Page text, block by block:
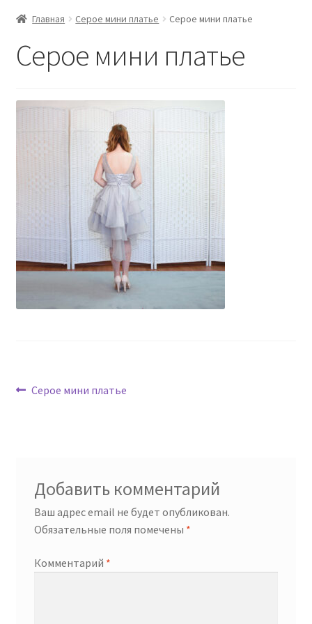
Главная Серое мини платье Серое мини платье
Серое мини платье
Навигация
Предыдущая
Серое мини платье
Добавить комментарий
Ваш адрес email не будет опубликован.
Обязательные поля помечены *
Комментарий *